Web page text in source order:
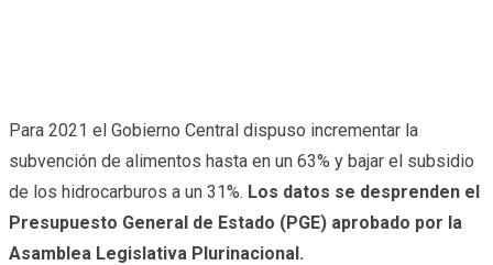
Para 2021 el Gobierno Central dispuso incrementar la
subvención de alimentos hasta en un 63% y bajar el subsidio
de los hidrocarburos a un 31%. Los datos se desprenden el
Presupuesto General de Estado (PGE) aprobado por la
Asamblea Legislativa Plurinacional.